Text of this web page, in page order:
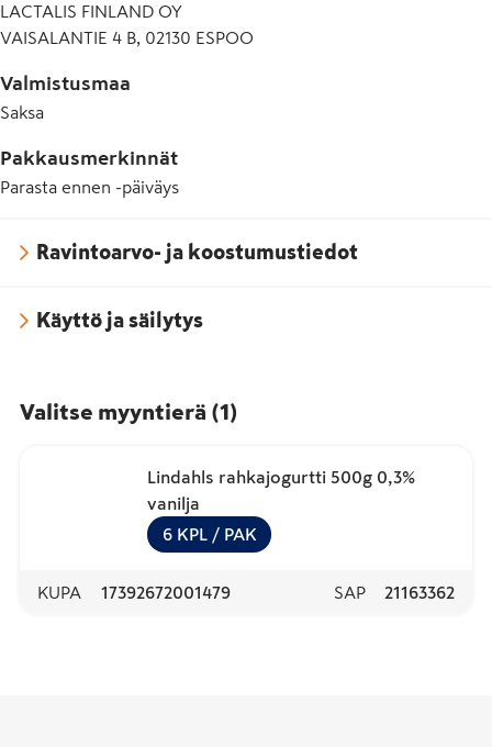
LACTALIS FINLAND OY
VAISALANTIE 4 B, 02130 ESPOO
Valmistusmaa
Saksa
Pakkausmerkinnät
Parasta ennen -päiväys
Ravintoarvo- ja koostumustiedot
Käyttö ja säilytys
Valitse myyntierä (1)
Lindahls rahkajogurtti 500g 0,3%
vanilja
6 KPL / PAK
KUPA 17392672001479 SAP 21163362